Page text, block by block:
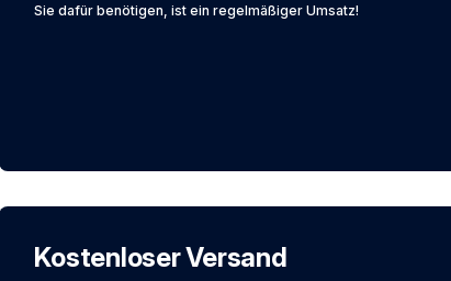
Sie dafür benötigen, ist ein regelmäßiger Umsatz!
Kostenloser Versand